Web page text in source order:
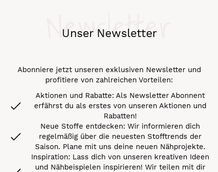
Unser Newsletter
Newsletter
Abonniere jetzt unseren exklusiven Newsletter und
profitiere von zahlreichen Vorteilen:
Aktionen und Rabatte: Als Newsletter Abonnent
erfährst du als erstes von unseren Aktionen und
Rabatten!
Neue Stoffe entdecken: Wir informieren dich
regelmäßig über die neuesten Stofftrends der
Saison. Plane mit uns deine neuen Nähprojekte.
Inspiration: Lass dich von unseren kreativen Ideen
und Nähbeispielen inspirieren! Wir teilen mit dir